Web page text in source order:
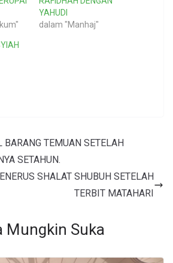
YAHUDI
dalam "Manhaj"
BARANG TEMUAN SETELAH
SETAHUN.
SHALAT SHUBUH SETELAH
TERBIT MATAHARI
Mungkin Suka